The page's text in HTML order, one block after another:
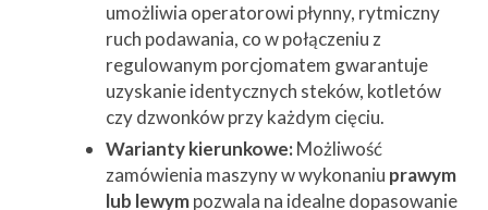
umożliwia operatorowi płynny, rytmiczny
ruch podawania, co w połączeniu z
regulowanym porcjomatem gwarantuje
uzyskanie identycznych steków, kotletów
czy dzwonków przy każdym cięciu.
Warianty kierunkowe:Możliwość
zamówienia maszyny w wykonaniu prawym
lub lewympozwala na idealne dopasowanie